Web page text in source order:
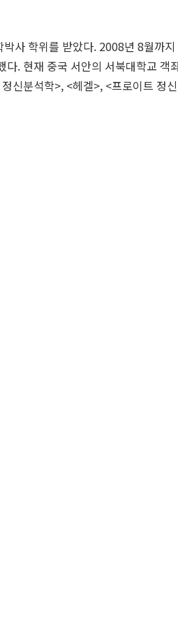
사 학위를 받았다. 2008년 8월까
. 현재 중국 서안의 서북대학교
신분석학>, <헤겔>, <프로이트